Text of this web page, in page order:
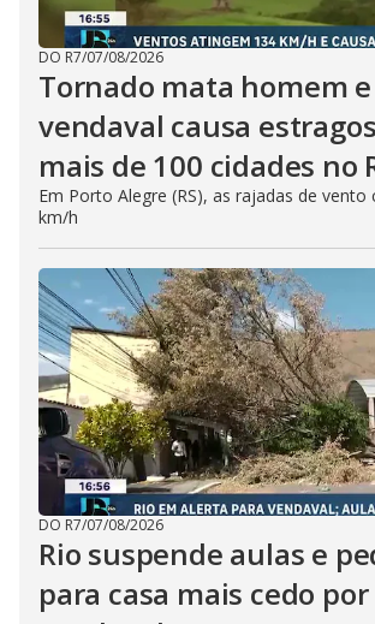
DO R7/07/08/2026
Tornado mata homem e
vendaval causa
mais de 100 cidades no
Em Porto Alegre (RS), as rajadas de vento
km/h
DO R7/07/08/2026
Rio suspende aulas e
para casa mais cedo